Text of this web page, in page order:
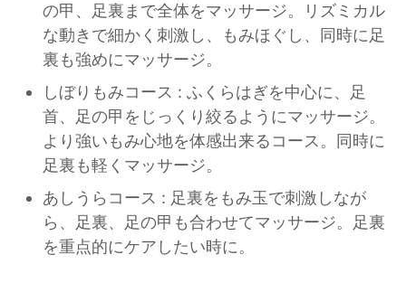
の甲、足裏まで全体をマッサージ。リズミカル
な動きで細かく刺激し、もみほぐし、同時に足
裏も強めにマッサージ。
しぼりもみコース : ふくらはぎを中心に、足
首、足の甲をじっくり絞るようにマッサージ。
より強いもみ心地を体感出来るコース。同時に
足裏も軽くマッサージ。
あしうらコース : 足裏をもみ玉で刺激しなが
ら、足裏、足の甲も合わせてマッサージ。足裏
を重点的にケアしたい時に。